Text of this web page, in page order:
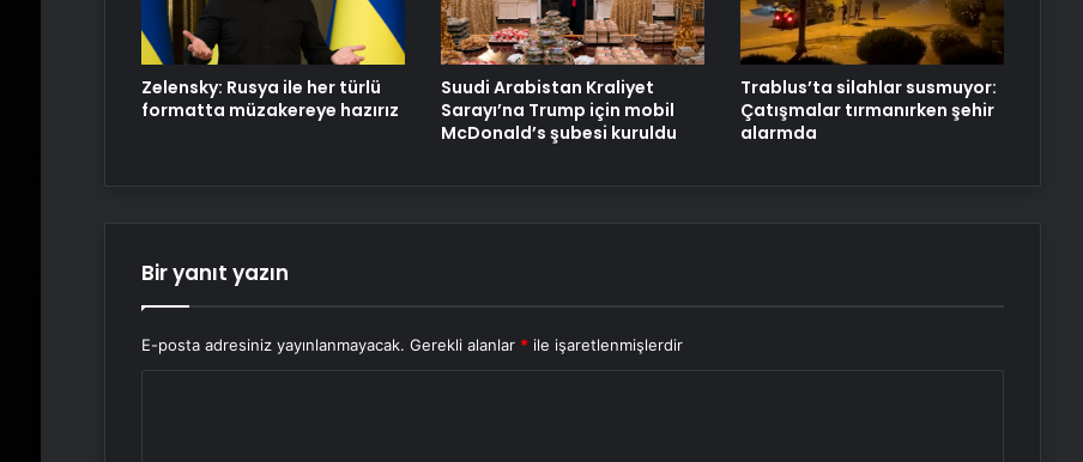
Zelensky: Rusya ile her türlü
formatta müzakereye hazırız
Suudi Arabistan Kraliyet
Sarayı’na Trump için mobil
McDonald’s şubesi kuruldu
Trablus’ta silahlar susmuyor:
Çatışmalar tırmanırken şehir
alarmda
Bir yanıt yazın
E-posta adresiniz yayınlanmayacak. Gerekli alanlar * ile işaretlenmişlerdir